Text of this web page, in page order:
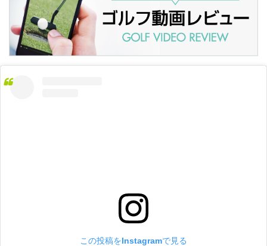
この投稿をInstagramで見る